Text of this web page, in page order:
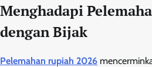
Menghadapi
dengan Bijak
Pelemahan rupiah 2026